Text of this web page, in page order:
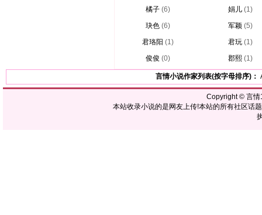
橘子 (6) 娟儿 (1)
玦色 (6) 军颖 (5)
君珞阳 (1) 君玩 (1)
俊俊 (0) 郡熙 (1)
言情小说作家列表(按字母排序)：
Copyright © 言情
本站收录小说的是网友上传!本站的所有社区话